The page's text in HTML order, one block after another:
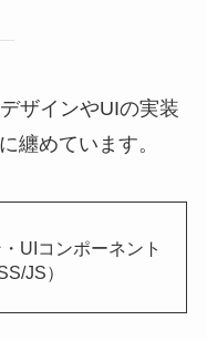
ザインやUIの実装
纏めています。
UIコンポーネント
JS）